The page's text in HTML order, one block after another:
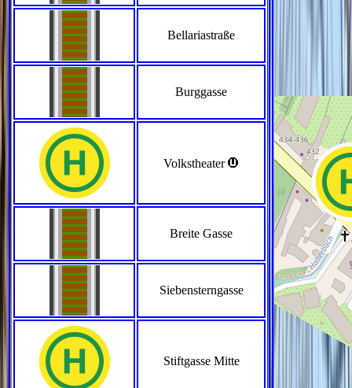
Bellariastraße
Burggasse
Volkstheater>
Breite Gasse
Siebensterngasse
Stiftgasse Mitte